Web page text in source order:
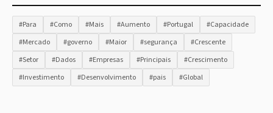
#Para #Como #Mais #Aumento #Portugal
#Capacidade
#Mercado
#governo #Maior #segurança
#Crescente
#Setor
#Dados #Empresas #Principais
#Crescimento
#Investimento
#Desenvolvimento #pais #Global